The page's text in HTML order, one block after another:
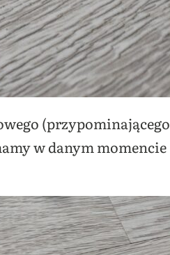
(przypominającego
w danym momencie